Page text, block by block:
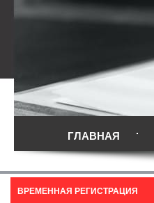
ГЛАВНАЯ
ВРЕМЕННАЯ РЕГИСТРАЦИЯ